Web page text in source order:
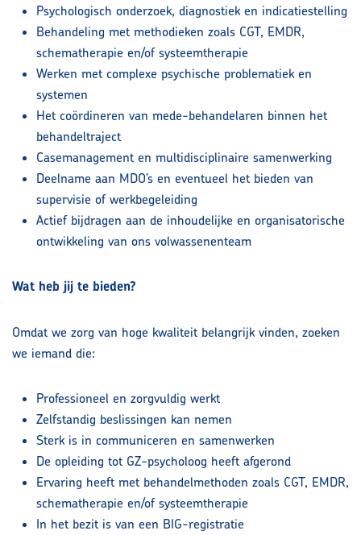
Psychologisch onderzoek, diagnostiek en indicatiestelling
Behandeling met methodieken zoals CGT, EMDR,
schematherapie en/of systeemtherapie
Werken met complexe psychische problematiek en
systemen
Het coördineren van mede-behandelaren binnen het
behandeltraject
Casemanagement en multidisciplinaire samenwerking
Deelname aan MDO’s en eventueel het bieden van
supervisie of werkbegeleiding
Actief bijdragen aan de inhoudelijke en organisatorische
ontwikkeling van ons volwassenenteam
Wat heb jij te bieden?
Omdat we zorg van hoge kwaliteit belangrijk vinden, zoeken
we iemand die:
Professioneel en zorgvuldig werkt
Zelfstandig beslissingen kan nemen
Sterk is in communiceren en samenwerken
De opleiding tot GZ-psycholoog heeft afgerond
Ervaring heeft met behandelmethoden zoals CGT, EMDR,
schematherapie en/of systeemtherapie
In het bezit is van een BIG-registratie